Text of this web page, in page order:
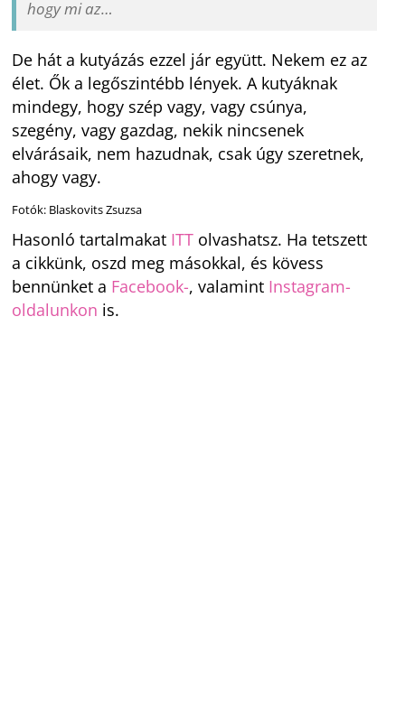
hogy mi az…
De hát a kutyázás ezzel jár együtt. Nekem ez az
élet. Ők a legőszintébb lények. A kutyáknak
mindegy, hogy szép vagy, vagy csúnya,
szegény, vagy gazdag, nekik nincsenek
elvárásaik, nem hazudnak, csak úgy szeretnek,
ahogy vagy.
Fotók: Blaskovits Zsuzsa
Hasonló tartalmakat ITT olvashatsz. Ha tetszett
a cikkünk, oszd meg másokkal, és kövess
bennünket a Facebook-, valamint Instagram-
oldalunkon is.